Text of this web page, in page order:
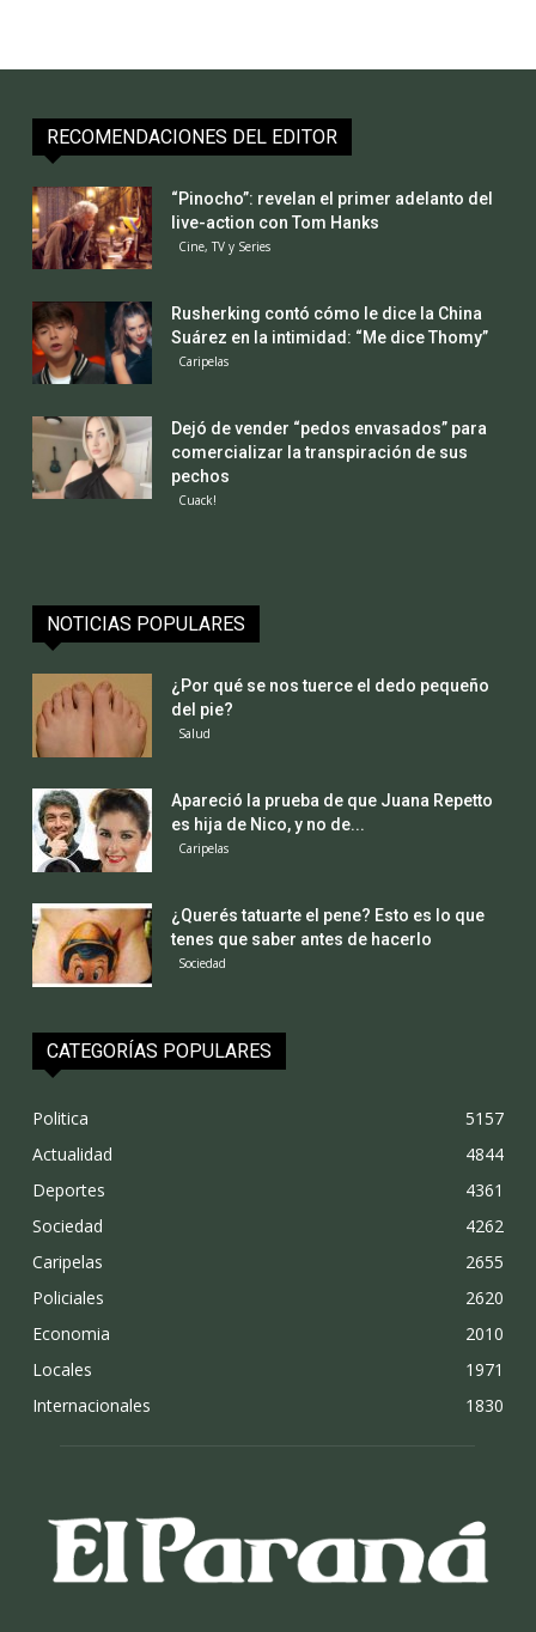
RECOMENDACIONES DEL EDITOR
“Pinocho”: revelan el primer adelanto del
live-action con Tom Hanks
Cine, TV y Series
Rusherking contó cómo le dice la China
Suárez en la intimidad: “Me dice Thomy”
Caripelas
Dejó de vender “pedos envasados” para
comercializar la transpiración de sus
pechos
Cuack!
NOTICIAS POPULARES
¿Por qué se nos tuerce el dedo pequeño
del pie?
Salud
Apareció la prueba de que Juana Repetto
es hija de Nico, y no de...
Caripelas
¿Querés tatuarte el pene? Esto es lo que
tenes que saber antes de hacerlo
Sociedad
CATEGORÍAS POPULARES
Politica
5157
Actualidad
4844
Deportes
4361
Sociedad
4262
Caripelas
2655
Policiales
2620
Economia
2010
Locales
1971
Internacionales
1830